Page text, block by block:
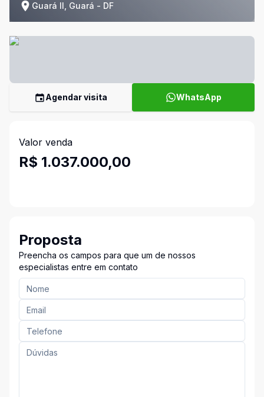
Guará II, Guará - DF
Agendar visita WhatsApp
Valor venda
R$ 1.037.000,00
Proposta
Preencha os campos para que um de nossos
especialistas entre em contato